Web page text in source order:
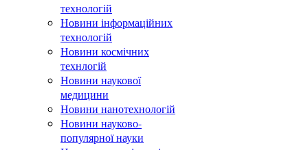
технологій
Новини інформаційних
технологій
Новини космічних
технлогій
Новини наукової
медицини
Новини нанотехнологій
Новини науково-
популярної науки